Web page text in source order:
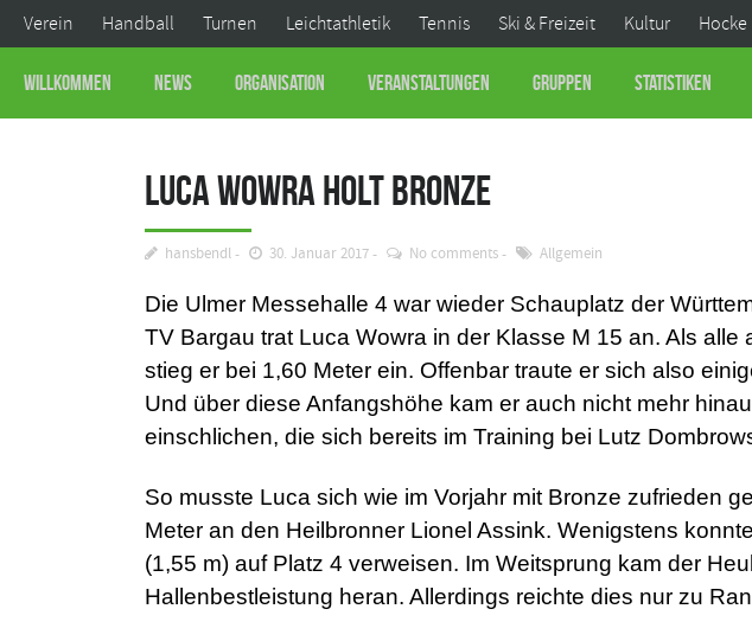
Verein Handball Turnen Leichtathletik Tennis Ski & Freizeit Kultur Hocke
Willkommen News Organisation Veranstaltungen Gruppen Statistiken
Luca Wowra holt Bronze
hansbendl 30. Januar 2017 No comments Allgemein
Die Ulmer Messehalle 4 war wieder Schauplatz der
TV Bargau trat Luca Wowra in der Klasse M 15 an. Als
stieg er bei 1,60 Meter ein. Offenbar traute er sich also
Und über diese Anfangshöhe kam er auch nicht mehr
einschlichen, die sich bereits im Training bei Lutz
So musste Luca sich wie im Vorjahr mit Bronze zufrieden
Meter an den Heilbronner Lionel Assink. Wenigstens
(1,55 m) auf Platz 4 verweisen. Im Weitsprung kam der
Hallenbestleistung heran. Allerdings reichte dies nur zu